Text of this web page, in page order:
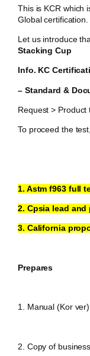
This is KCR which
Global certification.
Let us introduce
Stacking Cup
Info. KC
– Standard &
Request > Product
To proceed the
1. Astm f963 full
2. Cpsia lead and
3. California
Prepares
1. Manual (Kor ver)
2. Copy of